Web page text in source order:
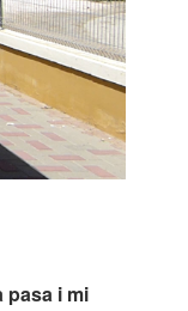
pasa i mi